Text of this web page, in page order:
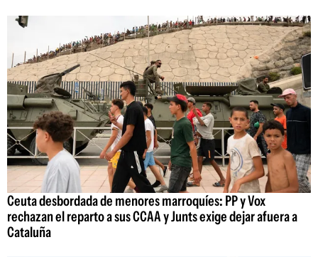
Ceuta desbordada de menores marroquíes: PP y Vox
rechazan el reparto a sus CCAA y Junts exige dejar afuera a
Cataluña